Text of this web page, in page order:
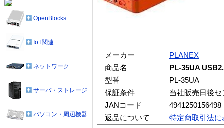
メーカー
PLANEX
商品名
PL-35UA
型番
PL-35UA
保証条件
当社販売日後
JANコード
4941250156498
返品について
特定商取引法
OpenBlocks
IoT関連
ネットワーク
サーバ・ストレージ
パソコン・周辺機器